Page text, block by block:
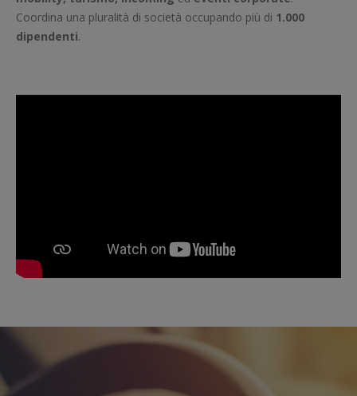
Coordina una pluralità di società occupando più di 1.000
dipendenti.